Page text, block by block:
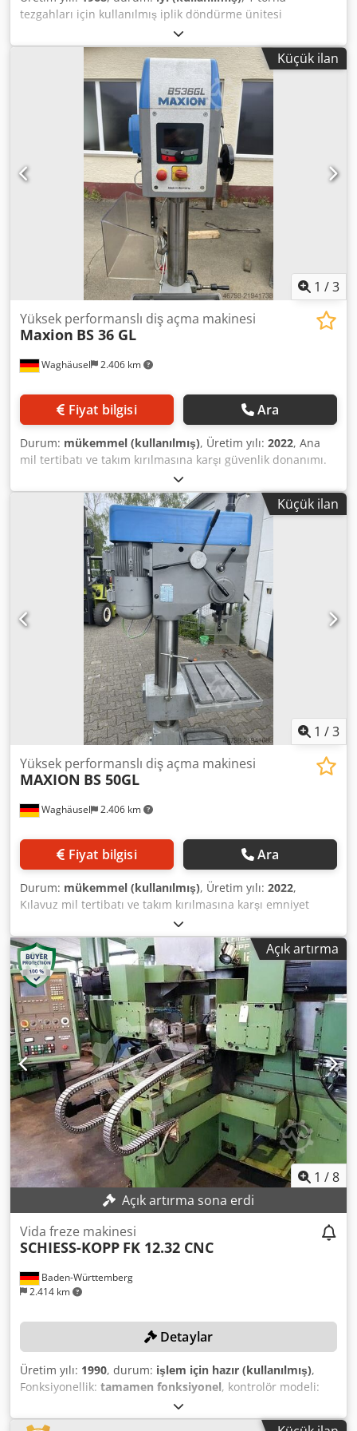
tezgahları için kullanılmış iplik döndürme ünitesi
Burgsmüller yapmak L 2 tipi Dodspit Afopfx Aayswa seri
numarası 68/1724
Küçük ilan
1 /3
Waghäusel 2.406 km
Yüksek performanslı diş açma makinesi
Maxion BS 36 GL
Fiyat bilgisi Ara
Durum: mükemmel (kullanılmış), Üretim yılı: 2022, Ana
mil tertibatı ve takım kırılmasına karşı güvenlik donanımı.
Tek ve sürekli çevrim için program. Tek çevrimde elektronik
kontrollü motor freni. Programlanabilir diş derinliği ile
dijital devir ve derinlik göstergesi. Parça sayacı. Diş açma
kapasitesi M5 – M30. Saatte 800 diş açma işlemi. Standart
delme kapasitesi: 35 mm. Mil MK 4. Diş açma derinliği: 90
mm. Delme derinliği: 160 mm. Çalışma mesafesi: 300 mm.
Masa yüzeyi: 550 × 400 mm. Toplam yükseklik: 2105 mm.
Ağırlık: 385 kg. 2 makine mevcut. Dwsdpfx Aaoy Sxtmoyea
Küçük ilan
1 /3
Waghäusel 2.406 km
Yüksek performanslı diş açma makinesi
MAXION BS 50GL
Fiyat bilgisi Ara
Durum: mükemmel (kullanılmış), Üretim yılı: 2022,
Kılavuz mil tertibatı ve takım kırılmasına karşı emniyet
tertibatı ile. Tekli veya sürekli çevrim için program Tekli
çevrimde elektronik kontrollü motor frenlemesi Kutup
değiştirilebilir motor Çift hızlı geri dönüş Mil devir sayısı
kademesiz ayarlanabilir Yağ dolaşımlı yağlama sistemi.
Masayı önden ayarlama. Dişli açma kapasitesi: E335'te M8
ile M45 arası Saatte diş açma adedi: 600 Normal delme
kapasitesi: 50 mm Diş açma derinliği: 150 mm Delme
derinliği: 200 mm Djdpfsy Sxq Eex Aayowa Kol uzunluğu:
325 mm, masa ölçüsü: 650 × 500 mm, toplam yükseklik:
2150 mm Ağırlık: 680 kg
Açık artırma
1 /8
Açık artırma sona erdi
Baden-Württemberg
2.414 km
Vida freze makinesi
SCHIESS-KOPP FK 12.32 CNC
Detaylar
Üretim yılı: 1990, durum: işlem için hazır (kullanılmış),
Fonksiyonellik: tamamen fonksiyonel, kontrolör modeli:
, iş parçası uzunluğu (maks.):
mm, freze mili minimum hızı:100 dev/dak, frez mili devir